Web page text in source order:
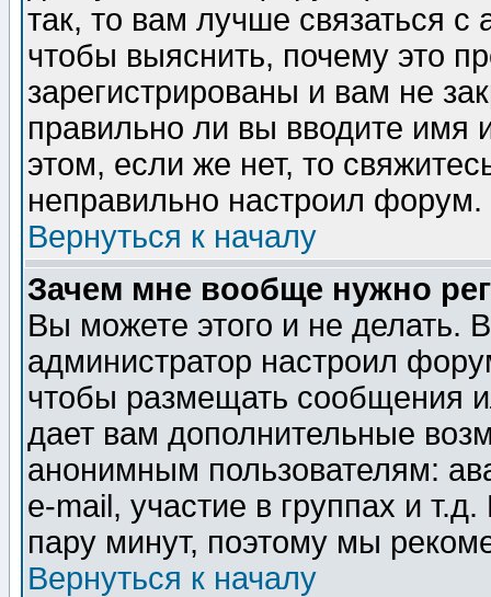
так, то вам лучше связаться
чтобы выяснить, почему это
зарегистрированы и вам не
правильно ли вы вводите
этом, если же нет, то
неправильно настроил форум.
Вернуться к началу
Зачем мне вообще нужно
Вы можете этого и не делать.
администратор настроил
чтобы размещать сообщения
дает вам дополнительные
анонимным пользователям:
e-mail, участие в группах и
пару минут, поэтому мы
Вернуться к началу